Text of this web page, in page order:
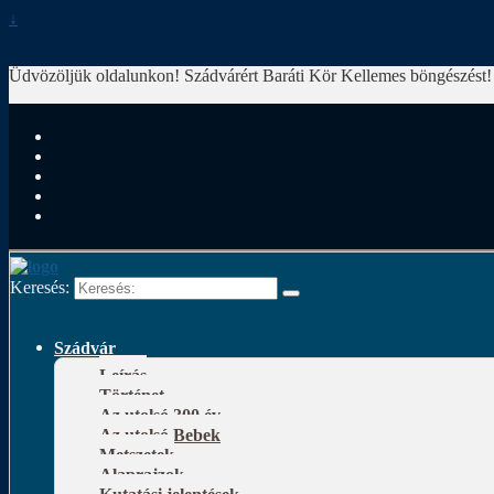
↓
Üdvözöljük oldalunkon! Szádvárért Baráti Kör Kellemes
Keresés:
Szádvár
Leírás
Történet
Az utolsó 300 év
Az utolsó Bebek
Metszetek
Alaprajzok